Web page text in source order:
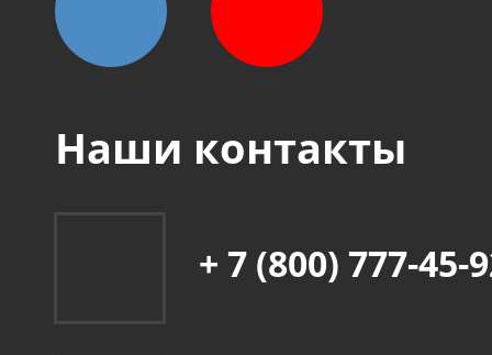
Наши контакты
+ 7 (800) 777-45-